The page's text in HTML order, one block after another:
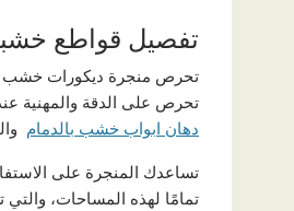
تفصيل قواطع
تحرص منجرة ديكورات خشب
تحرص على الدقة والمهنية
دهان ابواب خشب بالدمام
تساعدك المنجرة على
تمامًا لهذه المساحات،